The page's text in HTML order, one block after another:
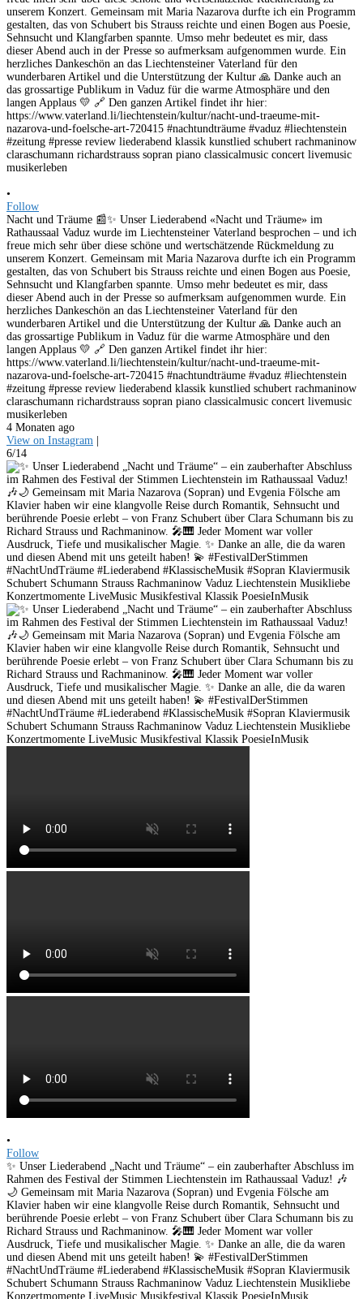
•
Follow
Nacht und Träume 📰✨ Unser Liederabend «Nacht und Träume» im
Rathaussaal Vaduz wurde im Liechtensteiner Vaterland besprochen – und ich
freue mich sehr über diese schöne und wertschätzende Rückmeldung zu
unserem Konzert. Gemeinsam mit Maria Nazarova durfte ich ein Programm
gestalten, das von Schubert bis Strauss reichte und einen Bogen aus Poesie,
Sehnsucht und Klangfarben spannte. Umso mehr bedeutet es mir, dass
dieser Abend auch in der Presse so aufmerksam aufgenommen wurde. Ein
herzliches Dankeschön an das Liechtensteiner Vaterland für den
wunderbaren Artikel und die Unterstützung der Kultur 🙏 Danke auch an
das grossartige Publikum in Vaduz für die warme Atmosphäre und den
langen Applaus 💛 🔗 Den ganzen Artikel findet ihr hier:
https://www.vaterland.li/liechtenstein/kultur/nacht-und-traeume-mit-
nazarova-und-foelsche-art-720415 #nachtundträume #vaduz #liechtenstein
#zeitung #presse review liederabend klassik kunstlied schubert rachmaninow
claraschumann richardstrauss sopran piano classicalmusic concert livemusic
musikerleben
4 Monaten ago
View on Instagram |
6/14
•
Follow
✨ Unser Liederabend „Nacht und Träume“ – ein zauberhafter Abschluss im
Rahmen des Festival der Stimmen Liechtenstein im Rathaussaal Vaduz! 🎶
🌙 Gemeinsam mit Maria Nazarova (Sopran) und Evgenia Fölsche am
Klavier haben wir eine klangvolle Reise durch Romantik, Sehnsucht und
berührende Poesie erlebt – von Franz Schubert über Clara Schumann bis zu
Richard Strauss und Rachmaninow. 🎤🎹 Jeder Moment war voller
Ausdruck, Tiefe und musikalischer Magie. ✨ Danke an alle, die da waren
und diesen Abend mit uns geteilt haben! 💫 #FestivalDerStimmen
#NachtUndTräume #Liederabend #KlassischeMusik #Sopran Klaviermusik
Schubert Schumann Strauss Rachmaninow Vaduz Liechtenstein Musikliebe
Konzertmomente LiveMusic Musikfestival Klassik PoesieInMusik